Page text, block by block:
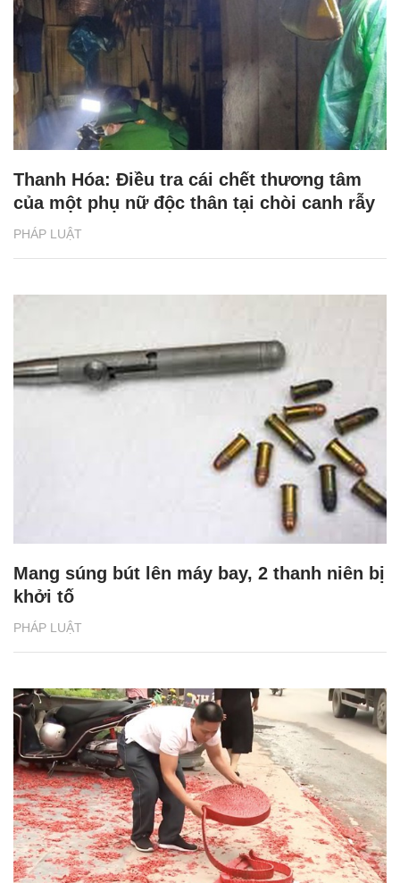
PHÁP LUẬT
Thanh Hóa: Điều tra cái chết thương tâm
của một phụ nữ độc thân tại chòi canh rẫy
PHÁP LUẬT
Mang súng bút lên máy bay, 2 thanh niên bị
khởi tố